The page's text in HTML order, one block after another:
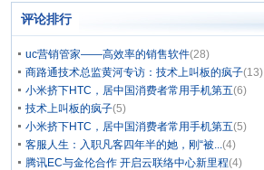
评论排行
uc营销管家——高效率的销售软件(28)
商路通技术总监黄河专访：技术上叫板的疯子(13)
小米挤下HTC，居中国消费者常用手机第五(6)
技术上叫板的疯子(5)
小米挤下HTC，居中国消费者常用手机第五(5)
客服人生：入职凡客四年半的她，刚“被...(4)
腾讯EC与金伦合作 开启云联络中心新里程(4)